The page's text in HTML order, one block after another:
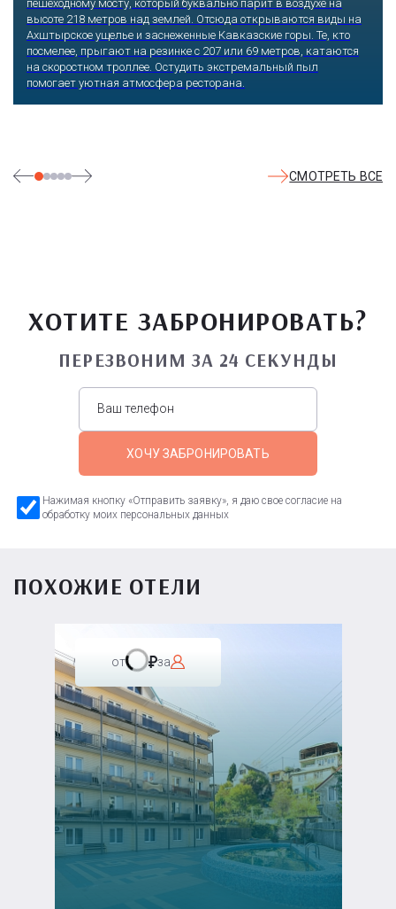
пешеходному мосту, который буквально парит в воздухе на
высоте 218 метров над землей. Отсюда открываются виды на
Ахштырское ущелье и заснеженные Кавказские горы. Те, кто
посмелее, прыгают на резинке с 207 или 69 метров, катаются
на скоростном троллее. Остудить экстремальный пыл
помогает уютная атмосфера ресторана.
СМОТРЕТЬ ВСЕ
ХОТИТЕ ЗАБРОНИРОВАТЬ?
ПЕРЕЗВОНИМ ЗА 24 СЕКУНДЫ
ХОЧУ ЗАБРОНИРОВАТЬ
Нажимая кнопку «Отправить заявку», я даю свое согласие на
обработку моих персональных данных
ПОХОЖИЕ ОТЕЛИ
от за